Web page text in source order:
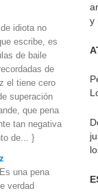
y
idiota no
escribe, es
de baile
de
el tiene cero
superación
que pena
tan negativa
de... }
una pena
verdad